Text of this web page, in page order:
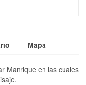
Mapa
Manrique en las cuales